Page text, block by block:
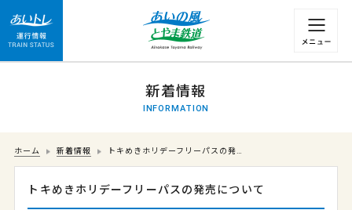
運行情報 列車の遅れ情報等についてはこちら
新着情報
INFORMATION
ホーム 新着情報 トキめきホリデーフリーパスの発…
トキめきホリデーフリーパスの発売について